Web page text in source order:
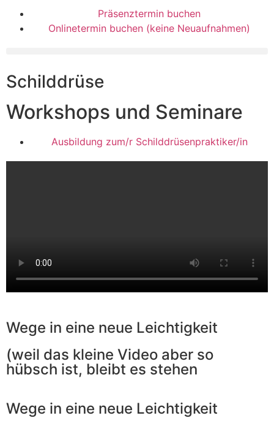
Präsenztermin buchen
Onlinetermin buchen (keine Neuaufnahmen)
Schilddrüse
Workshops und Seminare
Ausbildung zum/r Schilddrüsenpraktiker/in
Wege in eine neue Leichtigkeit
(weil das kleine Video aber so
hübsch ist, bleibt es stehen
Wege in eine neue Leichtigkeit